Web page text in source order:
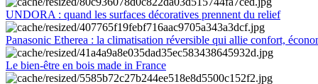
UNDORA : quand les surfaces décoratives prennent du relief
Panasonic Etherea : la climatisation réversible qui allie confort,
Le bien-être en bois made in France